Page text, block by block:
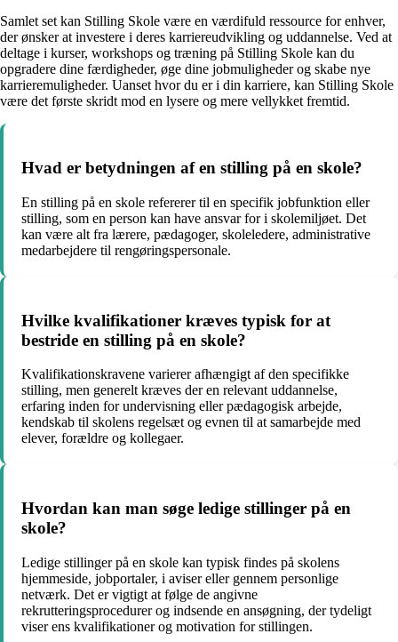
Samlet set kan Stilling Skole være en værdifuld ressource for enhver,
der ønsker at investere i deres karriereudvikling og uddannelse. Ved at
deltage i kurser, workshops og træning på Stilling Skole kan du
opgradere dine færdigheder, øge dine jobmuligheder og skabe nye
karrieremuligheder. Uanset hvor du er i din karriere, kan Stilling Skole
være det første skridt mod en lysere og mere vellykket fremtid.
Hvad er betydningen af en stilling på en skole?
En stilling på en skole refererer til en specifik jobfunktion eller
stilling, som en person kan have ansvar for i skolemiljøet. Det
kan være alt fra lærere, pædagoger, skoleledere, administrative
medarbejdere til rengøringspersonale.
Hvilke kvalifikationer kræves typisk for at
bestride en stilling på en skole?
Kvalifikationskravene varierer afhængigt af den specifikke
stilling, men generelt kræves der en relevant uddannelse,
erfaring inden for undervisning eller pædagogisk arbejde,
kendskab til skolens regelsæt og evnen til at samarbejde med
elever, forældre og kollegaer.
Hvordan kan man søge ledige stillinger på en
skole?
Ledige stillinger på en skole kan typisk findes på skolens
hjemmeside, jobportaler, i aviser eller gennem personlige
netværk. Det er vigtigt at følge de angivne
rekrutteringsprocedurer og indsende en ansøgning, der tydeligt
viser ens kvalifikationer og motivation for stillingen.